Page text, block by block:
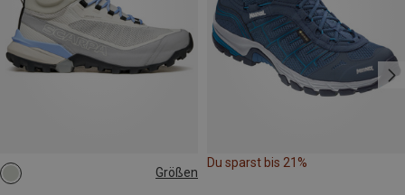
Größen
Du sparst bis 21%